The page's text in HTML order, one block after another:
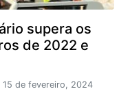
supera os
de 2022 e
15 de fevereiro, 2024